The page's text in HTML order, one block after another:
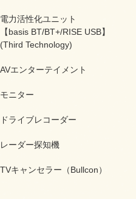
電力活性化ユニット
【basis BT/BT+/RISE USB】
(Third Technology)
AVエンターテイメント
モニター
ドライブレコーダー
レーダー探知機
TVキャンセラー（Bullcon）